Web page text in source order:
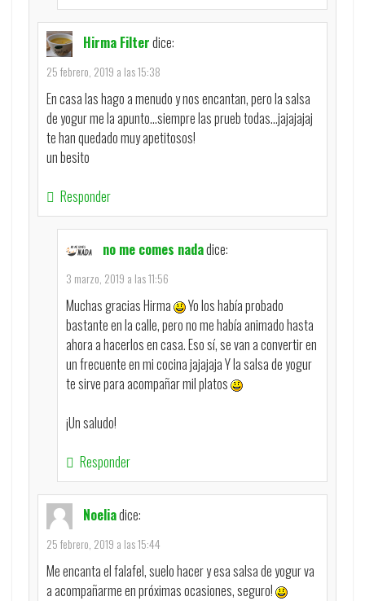
Hirma Filterdice:
25 febrero, 2019 a las 15:38
En casa las hago a menudo y nos encantan, pero la salsa
de yogur me la apunto…siempre las prueb todas…jajajajaj
te han quedado muy apetitosos!
un besito
Responder
no me comes nadadice:
3 marzo, 2019 a las 11:56
Muchas gracias Hirma
Yo los había probado
bastante en la calle, pero no me había animado hasta
ahora a hacerlos en casa. Eso sí, se van a convertir en
un frecuente en mi cocina jajajaja Y la salsa de yogur
te sirve para acompañar mil platos
¡Un saludo!
Responder
Noeliadice:
25 febrero, 2019 a las 15:44
Me encanta el falafel, suelo hacer y esa salsa de yogur va
a acompañarme en próximas ocasiones, seguro!